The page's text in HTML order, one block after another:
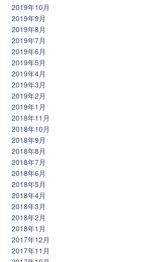
2019年10月
2019年9月
2019年8月
2019年7月
2019年6月
2019年5月
2019年4月
2019年3月
2019年2月
2019年1月
2018年11月
2018年10月
2018年9月
2018年8月
2018年7月
2018年6月
2018年5月
2018年4月
2018年3月
2018年2月
2018年1月
2017年12月
2017年11月